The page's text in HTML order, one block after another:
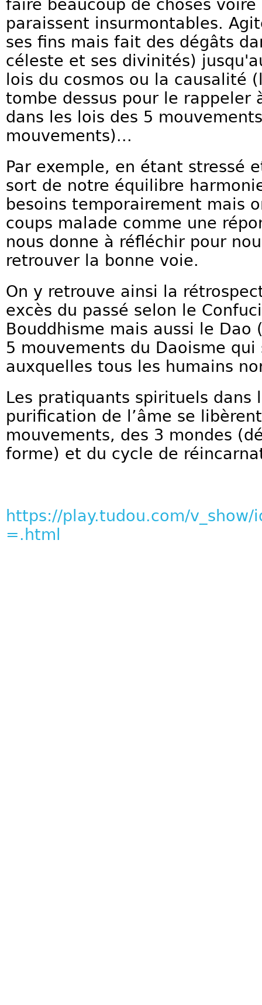
faire beaucoup de choses voire
paraissent insurmontables.
ses fins mais fait des dégâts
céleste et ses divinités)
lois du cosmos ou la causalité
tombe dessus pour le
dans les lois des 5
mouvements)...
Par exemple, en étant stressé
sort de notre équilibre
besoins temporairement mais
coups malade comme une
nous donne à réfléchir pour
retrouver la bonne voie.
On y retrouve ainsi la
excès du passé selon le
Bouddhisme mais aussi le Dao
5 mouvements du Daoisme qui
auxquelles tous les humains
Les pratiquants spirituels dans
purification de l’âme se
mouvements, des 3 mondes
forme) et du cycle de
https://play.tudou.com/v_show/
=.html